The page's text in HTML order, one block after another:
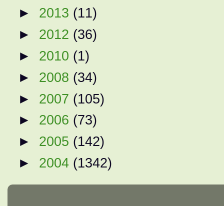
► 2013 (11)
► 2012 (36)
► 2010 (1)
► 2008 (34)
► 2007 (105)
► 2006 (73)
► 2005 (142)
► 2004 (1342)